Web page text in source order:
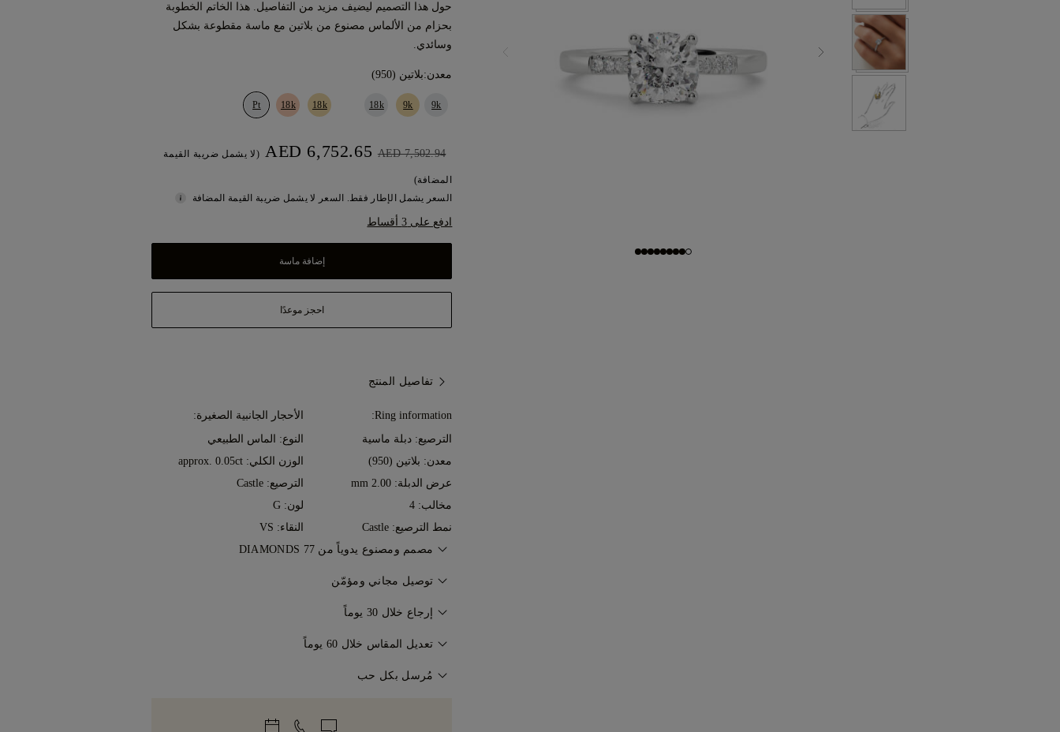
حول هذا التصميم ليضيف مزيد من التفاصيل. هذا الخاتم الخطوبة
بحزام من الألماس مصنوع من بلاتين مع ماسة مقطوعة بشكل
وسائدي.
معدن:بلاتين (950)
9k
9k
18k
18k
18k
Pt
AED 7,502.94 (لا يشمل ضريبة القيمة
المضافة)
السعر يشمل الإطار فقط. السعر لا يشمل ضريبة القيمة المضافة
ادفع على 3 أقساط
إضافة ماسة
احجز موعدًا
تفاصيل المنتج
Ring information:
الترصيع: دبلة ماسية
معدن: بلاتين (950)
عرض الدبلة: 2.00 mm
مخالب: 4
نمط الترصيع: Castle
الأحجار الجانبية الصغيرة:
النوع: الماس الطبيعي
الوزن الكلي: approx. 0.05ct
الترصيع: Castle
لون: G
النقاء: VS
مصمم ومصنوع يدوياً من 77 DIAMONDS
إتقان فن صناعة المجوهرات، قطعةً تلو الأخرى، على يد خبراء
توصيل مجاني ومؤمّن
سيتم توصيل مجوهراتك عن طريق خدمة التوصيل الخاصة
لراحة البال. حيث يتم إرسال جميع المشتريات عبر مركزنا في
بنسبة 5%، وهي مماثلة لسعر ضريبة القيمة المضافة المحلية
أثناء الشحن والتوصيل. إذا لم تكن راضياً تماماً عن مشترياتك،
إرجاع خلال 30 يوماً
إذا لم تكن راضياً تماماً، يمكنك إرجاع أو استبدال مشتراك خلال
تعديل المقاس خلال 60 يوماً
مُرسل بكل حب
في علبتنا الصفراء المميزة، مغلفة بعناية وجاهزة للحظة